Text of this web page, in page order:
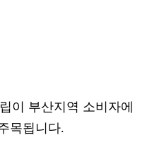
이 부산지역 소비자에
목됩니다.